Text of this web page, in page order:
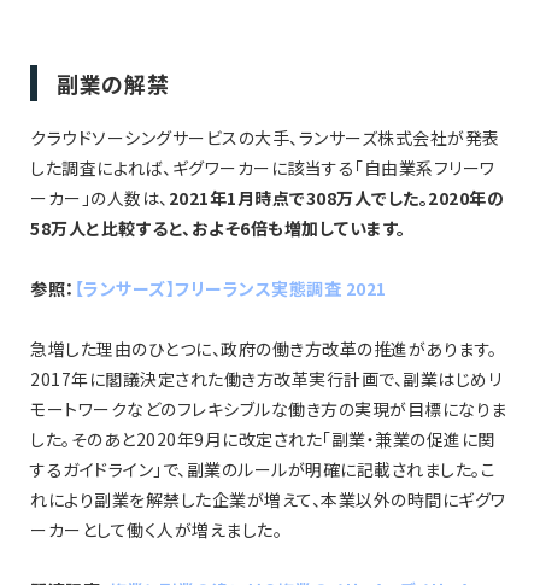
副業の解禁
クラウドソーシングサービスの大手、ランサーズ株式会社が発表
した調査によれば、ギグワーカーに該当する「自由業系フリーワ
ーカー」の人数は、 2021年1月時点で308万人でした。2020年の
58万人と比較すると、およそ6倍も増加しています。
参照： 【ランサーズ】フリーランス実態調査 2021
急増した理由のひとつに、政府の働き方改革の推進があります。
2017年に閣議決定された働き方改革実行計画で、副業はじめリ
モートワークなどのフレキシブルな働き方の実現が目標になりま
した。そのあと2020年9月に改定された「副業・兼業の促進に関
するガイドライン」で、副業のルールが明確に記載されました。こ
れにより副業を解禁した企業が増えて、本業以外の時間にギグワ
ーカーとして働く人が増えました。